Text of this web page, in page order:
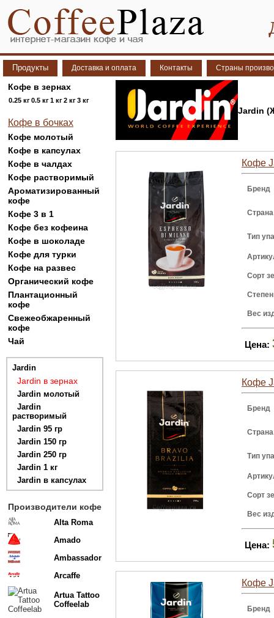
Продукты Доставка и оплата Контакты Страны
Кофе в зернах
0.25 кг0.5 кг1 кг2 кг3 кг
Кофе в бочках
Кофе молотый
Кофе в капсулах
Кофе в чалдах
Кофе растворимый
Ароматизированный
кофе
Кофе 3 в 1
Кофе без кофеина
Кофе в шоколаде
Кофе для турки
Кофе на развес
Органический кофе
Плантационный
кофе
Свежеобжаренный
кофе
Чай
Jardin
Jardin в зернах
Jardin молотый
Jardin
растворимый
Jardin 95 гр
Jardin 150 гр
Jardin 250 гр
Jardin 1 кг
Jardin в капсулах
Производители кофе
Alta Roma
Amado
Ambassador
Arcaffe
Artua Tattoo
Coffeelab
Jardin
Кофе
Бренд
Тип
Сорт
Вес
Цена:
Кофе
Бренд
Тип
Сорт
Вес
Цена:
Кофе
Бренд